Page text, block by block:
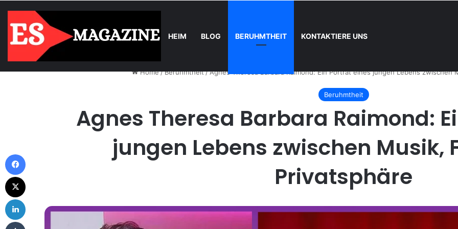
HEIM BLOG BERUHMTHEIT KONTAKTIERE UNS
Friday, August 7 2026 Trend Balkonkraftwerk-Upgrade: Wann und wie registrieren
Home/Beruhmtheit/Agnes Theresa Barbara Raimond: Ein Porträt eines jungen Lebens zwischen
Beruhmtheit
Agnes Theresa Barbara Raimond:
jungen Lebens zwischen Musik,
Privatsphäre